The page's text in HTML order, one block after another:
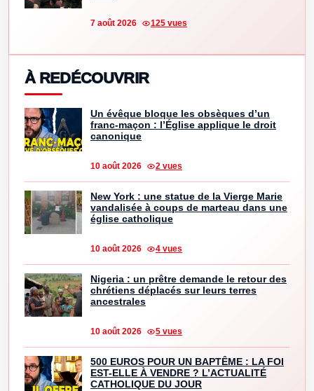
7 août 2026 125 vues
À REDÉCOUVRIR
Un évêque bloque les obsèques d’un
franc-maçon : l’Église applique le droit
canonique
10 août 2026 2 vues
New York : une statue de la Vierge Marie
vandalisée à coups de marteau dans une
église catholique
10 août 2026 4 vues
Nigeria : un prêtre demande le retour des
chrétiens déplacés sur leurs terres
ancestrales
10 août 2026 5 vues
500 EUROS POUR UN BAPTÊME : LA FOI
EST-ELLE À VENDRE ? L’ACTUALITÉ
CATHOLIQUE DU JOUR